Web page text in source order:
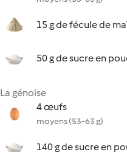
15 g de fécule de
50 g de sucre en
La génoise
4 œufs
moyens (53-63 g)
140 g de sucre en